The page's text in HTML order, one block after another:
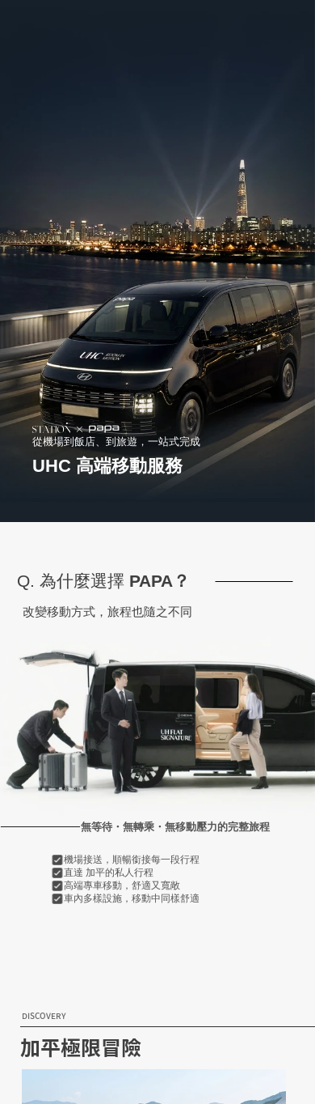
從機場到飯店、到旅遊，一站式完成
UHC 高端移動服務
改變移動方式，旅程也隨之不同
Q. 為什麼選擇 PAPA？
無等待・無轉乘・無移動壓力的完整旅程
機場接送，順暢銜接每一段行程
直達 加平的私人行程
高端專車移動，舒適又寬敞
車內多樣設施，移動中同樣舒適
加平極限冒險
DISCOVERY